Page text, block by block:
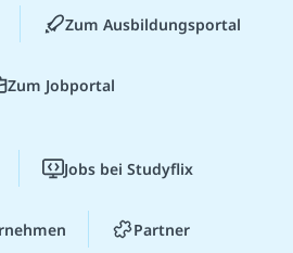
Zum Ausbildungsportal
Zum Jobportal
Jobs bei Studyflix
Partner